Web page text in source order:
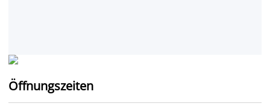
Öffnungszeiten